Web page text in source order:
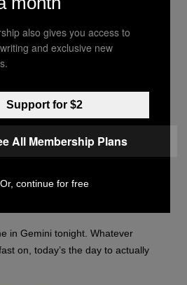
August 10, 2026
in Gemini tonight. Whatever
on, today’s the day to actually
also gives you access to
and exclusive new
Support for $2
All Membership Plans
Or, continue for free